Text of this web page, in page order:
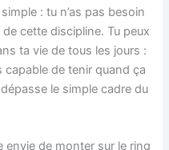
: tu n’as pas besoin
de cette discipline. Tu peux
ta vie de tous les jours :
de tenir quand ça
le simple cadre du
de monter sur le ring